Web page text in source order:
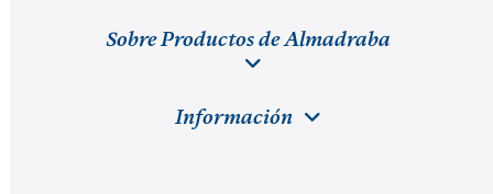
Sobre Productos de Almadraba
Información